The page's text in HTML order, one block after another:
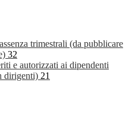
trimestrali (da pubblicare
32
e autorizzati ai dipendenti
dirigenti) 21